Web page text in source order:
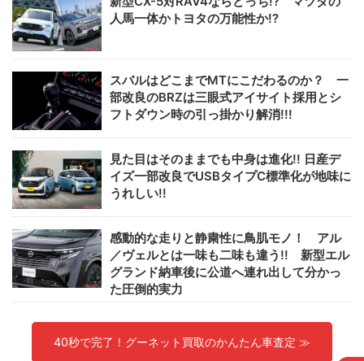
人馬一体かトヨタの万能性か!?
スバルはどこまでMTにこだわるのか？ 一
部改良のBRZは三眼式アイサイト採用とシ
フトダウン時の引っ掛かり解消!!!
見た目はそのままでも中身は進化!! 日産デ
イズ一部改良でUSBタイプC標準化が地味に
うれしい!!
感動的な走りと静粛性に鳥肌モノ！ アル
／ヴェルとは一味も二味も違う!! 新型エル
グランド納車後に公道へ連れ出して分かっ
た圧倒的実力
40秒で完了！グーネット買取のかんたん車査定 ≫